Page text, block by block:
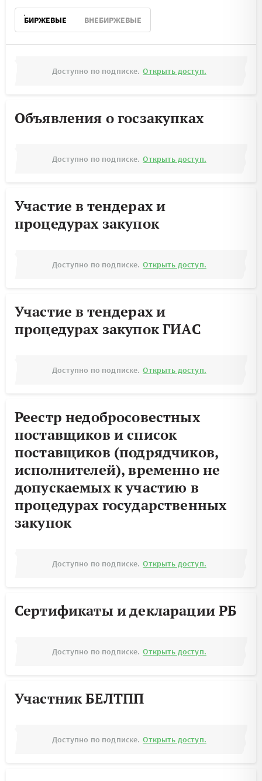
БИРЖЕВЫЕ ВНЕБИРЖЕВЫЕ
Доступно по подписке. Открыть доступ.
Объявления о госзакупках
Доступно по подписке. Открыть доступ.
Участие в тендерах и
процедурах закупок
Доступно по подписке. Открыть доступ.
Участие в тендерах и
процедурах закупок ГИАС
Доступно по подписке. Открыть доступ.
Реестр недобросовестных
поставщиков и список
поставщиков (подрядчиков,
исполнителей), временно не
допускаемых к участию в
процедурах государственных
закупок
Доступно по подписке. Открыть доступ.
Сертификаты и декларации РБ
Доступно по подписке. Открыть доступ.
Участник БЕЛТПП
Доступно по подписке. Открыть доступ.